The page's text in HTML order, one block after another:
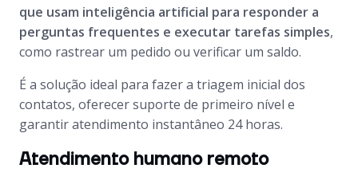
que usam inteligência artificial para responder a
perguntas frequentes e executar tarefas simples,
como rastrear um pedido ou verificar um saldo.
É a solução ideal para fazer a triagem inicial dos
contatos, oferecer suporte de primeiro nível e
garantir atendimento instantâneo 24 horas.
Atendimento humano remoto